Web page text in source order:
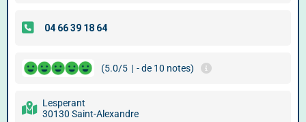
(5.0/5 | - de 10 notes)
Lesperant
30130 Saint-Alexandre